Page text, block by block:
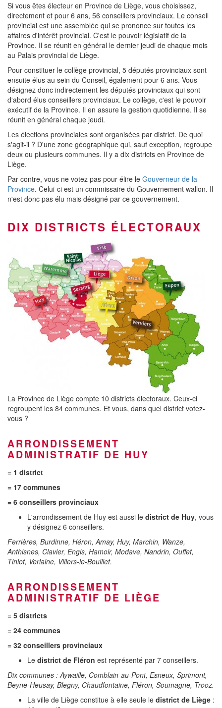
Si vous êtes électeur en Province de Liège, vous choisissez,
directement et pour 6 ans, 56 conseillers provinciaux. Le conseil
provincial est une assemblée qui se prononce sur toutes les
affaires d'intérêt provincial. C'est le pouvoir législatif de la
Province. Il se réunit en général le dernier jeudi de chaque mois
au Palais provincial de Liège.
Pour constituer le collège provincial, 5 députés provinciaux sont
ensuite élus au sein du Conseil, également pour 6 ans. Vous
désignez donc indirectement les députés provinciaux qui sont
d'abord élus conseillers provinciaux. Le collège, c'est le pouvoir
exécutif de la Province. Il en assure la gestion quotidienne. Il se
réunit en général chaque jeudi.
Les élections provinciales sont organisées par district. De quoi
s'agit-il ? D'une zone géographique qui, sauf exception, regroupe
deux ou plusieurs communes. Il y a dix districts en Province de
Liège.
Par contre, vous ne votez pas pour élire le Gouverneur de la
Province. Celui-ci est un commissaire du Gouvernement wallon. Il
n'est donc pas élu mais désigné par ce gouvernement.
DIX DISTRICTS ÉLECTORAUX
La Province de Liège compte 10 districts électoraux. Ceux-ci
regroupent les 84 communes. Et vous, dans quel district votez-
vous ?
ARRONDISSEMENT
ADMINISTRATIF DE HUY
= 1 district
= 17 communes
= 6 conseillers provinciaux
L'arrondissement de Huy est aussi le district de Huy, vous
y désignez 6 conseillers.
Ferrières, Burdinne, Héron, Amay, Huy, Marchin, Wanze,
Anthisnes, Clavier, Engis, Hamoir, Modave, Nandrin, Ouffet,
Tinlot, Verlaine, Villers-le-Bouillet.
ARRONDISSEMENT
ADMINISTRATIF DE LIÈGE
= 5 districts
= 24 communes
= 32 conseillers provinciaux
Le district de Fléron est représenté par 7 conseillers.
Dix communes : Aywaille, Comblain-au-Pont, Esneux, Sprimont,
Beyne-Heusay, Blegny, Chaudfontaine, Fléron, Soumagne, Trooz.
La ville de Liège constitue à elle seule le district de Liège :